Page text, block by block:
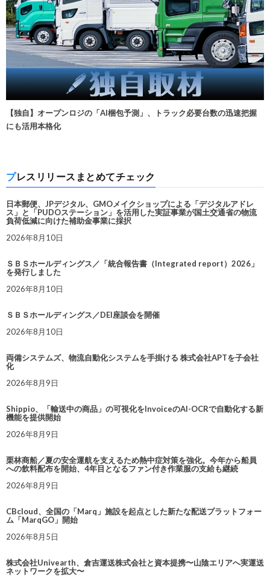
【独自】オープンロジの「AI梱包予測」、トラック必要台数の迅速把握
にも活用本格化
プレスリリースまとめてチェック
日本郵便、JPデジタル、GMOメイクショップによる「デジタルアドレ
ス」と「PUDOステーション」を活用した実証事業が国土交通省の物流
負荷低減に向けた補助金事業に採択
2026年8月10日
ＳＢＳホールディングス／「統合報告書（Integrated report）2026」
を発行しました
2026年8月10日
ＳＢＳホールディングス／DEI座談会を開催
2026年8月10日
両備システムズ、物流自動化システムを手掛ける 株式会社APTを子会社
化
2026年8月9日
Shippio、「輸送中の商品」の可視化をInvoiceのAI-OCRで自動化する新
機能を提供開始
2026年8月9日
栗林商船／夏の安全運航を支えるため熱中症対策を強化。今年から船員
への飲料配布を開始、4年目となるファン付き作業服の支給も継続
2026年8月9日
CBcloud、全国の「Marq」施設を起点とした新たな配送プラットフォー
ム「MarqGO」開始
2026年8月5日
株式会社Univearth、倉吉運送株式会社と資本提携〜山陰エリアへ実運送
ネットワークを拡大〜